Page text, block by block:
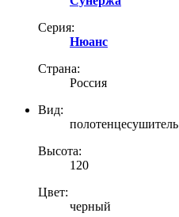
Серия:
Нюанс
Страна:
Россия
Вид:
полотенцесушитель
Высота:
120
Цвет:
черный